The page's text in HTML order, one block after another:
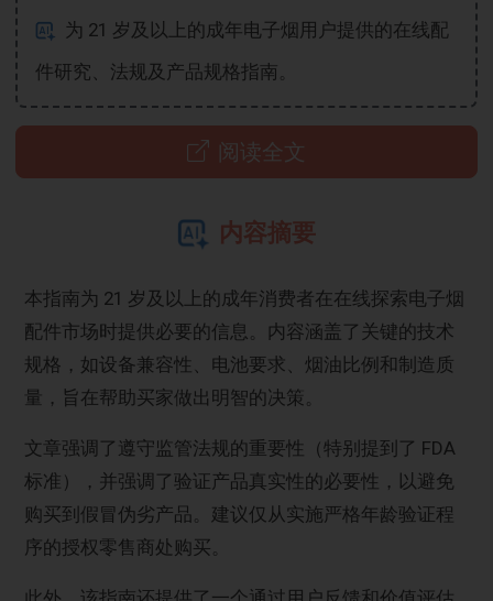
为 21 岁及以上的成年电子烟用户提供的在线配
件研究、法规及产品规格指南。
阅读全文
内容摘要
本指南为 21 岁及以上的成年消费者在在线探索电子烟
配件市场时提供必要的信息。内容涵盖了关键的技术
规格，如设备兼容性、电池要求、烟油比例和制造质
量，旨在帮助买家做出明智的决策。
文章强调了遵守监管法规的重要性（特别提到了 FDA
标准），并强调了验证产品真实性的必要性，以避免
购买到假冒伪劣产品。建议仅从实施严格年龄验证程
序的授权零售商处购买。